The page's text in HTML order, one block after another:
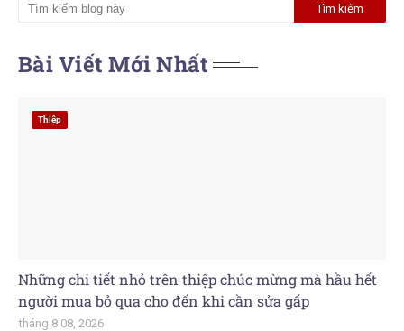
Bài Viết Mới Nhất
Thiệp
Những chi tiết nhỏ trên thiệp chúc mừng mà hầu hết
người mua bỏ qua cho đến khi cần sửa gấp
tháng 8 08, 2026